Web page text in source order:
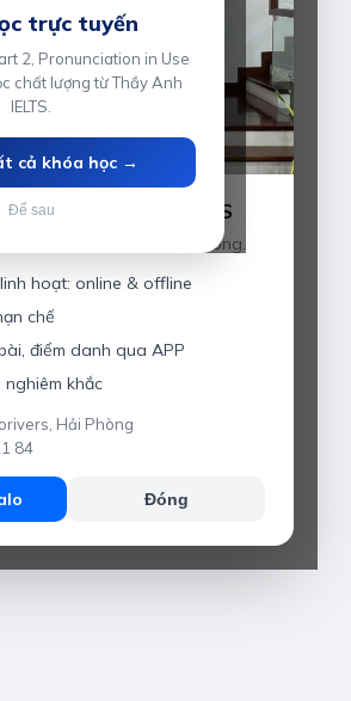
cùng Thầy Anh IELTS
năm kinh nghiệm tại Hải Phòng.
hoạt: online & offline
chế
điểm danh qua APP
khắc
Hải Phòng
84
Đóng
trực tuyến
2, Pronunciation in Use
chất lượng từ Thầy Anh
IELTS.
cả khóa học →
Để sau